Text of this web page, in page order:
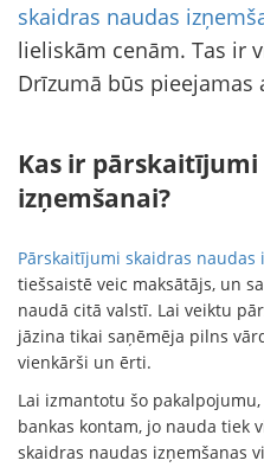
skaidras naudas
lieliskām cenām. Tas ir
Drīzumā būs pieejamas
Kas ir
izņemšanai?
Pārskaitījumi skaidras naudas
tiešsaistē veic maksātājs, un
naudā citā valstī. Lai veiktu
jāzina tikai saņēmēja pilns
vienkārši un ērti.
Lai izmantotu šo
bankas kontam, jo nauda tiek
skaidras naudas izņemšanas